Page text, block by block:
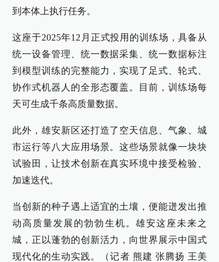
到本体上执行任务。
这座于2025年12月正式投用的训练场，具备从
统一设备管理、统一数据采集、统一数据标注
到模型训练的完整能力，实现了足式、轮式、
协作式机器人的全形态覆盖。目前，训练场每
天可生成千条高质量数据。
此外，雄安新区还打造了空天信息、气象、城
市运行等八大应用场景。这些场景就像一块块
试验田，让技术创新在真实环境中接受检验、
加速迭代。
当创新的种子遇上适宜的土壤，便能迸发出推
动高质量发展的勃勃生机。雄安这座未来之
城，正以蓬勃的创新活力，向世界展示中国式
现代化的生动实践。（记者 熊建 张腾扬 王美